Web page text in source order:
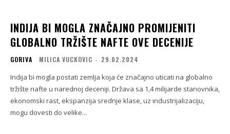
INDIJA BI MOGLA ZNAČAJNO PROMIJENITI
GLOBALNO TRŽIŠTE NAFTE OVE DECENIJE
GORIVA MILICA VUCKOVIC - 29.02.2024
Indija bi mogla postati zemlja koja će značajno uticati na globalno
tržište nafte u narednoj deceniji. Država sa 1,4 milijarde stanovnika,
ekonomski rast, ekspanzija srednje klase, uz industrijalizaciju,
mogu dovesti do velike...